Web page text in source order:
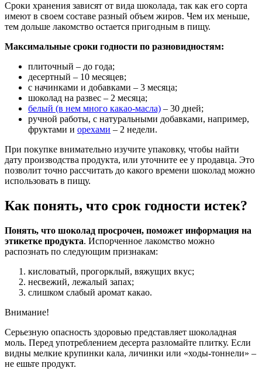
Сроки хранения зависят от вида шоколада, так как его сорта
имеют в своем составе разный объем жиров. Чем их меньше,
тем дольше лакомство остается пригодным в пищу.
Максимальные сроки годности по разновидностям:
плиточный – до года;
десертный – 10 месяцев;
с начинками и добавками – 3 месяца;
шоколад на развес – 2 месяца;
белый (в нем много какао-масла) – 30 дней;
ручной работы, с натуральными добавками, например,
фруктами и орехами – 2 недели.
При покупке внимательно изучите упаковку, чтобы найти
дату производства продукта, или уточните ее у продавца. Это
позволит точно рассчитать до какого времени шоколад можно
использовать в пищу.
Как понять, что срок годности истек?
Понять, что шоколад просрочен, поможет информация на
этикетке продукта. Испорченное лакомство можно
распознать по следующим признакам:
кисловатый, прогорклый, вяжущих вкус;
несвежий, лежалый запах;
слишком слабый аромат какао.
Внимание!
Серьезную опасность здоровью представляет шоколадная
моль. Перед употреблением десерта разломайте плитку. Если
видны мелкие крупинки кала, личинки или «ходы-тоннели» –
не ешьте продукт.